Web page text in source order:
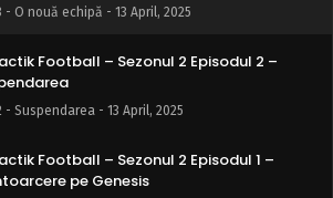
- O nouă echipă - 13 April, 2025
Football – Sezonul 2 Episodul 2 –
- Suspendarea - 13 April, 2025
Football – Sezonul 2 Episodul 1 –
pe Genesis